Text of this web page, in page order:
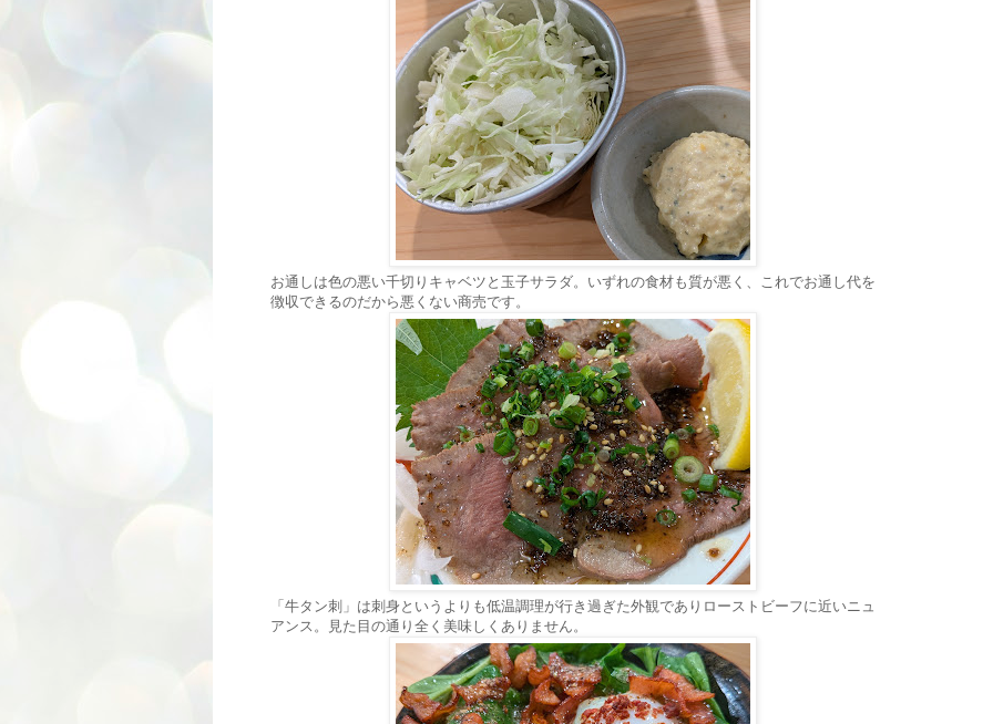
お通しは色の悪い千切りキャベツと玉子サラダ。いずれの食材も質が悪く、これでお通し代を
徴収できるのだから悪くない商売です。
「牛タン刺」は刺身というよりも低温調理が行き過ぎた外観でありローストビーフに近いニュ
アンス。見た目の通り全く美味しくありません。